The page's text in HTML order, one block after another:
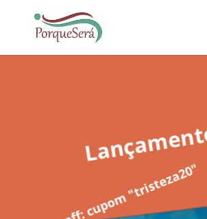
20% off: cupom "tristeza20"